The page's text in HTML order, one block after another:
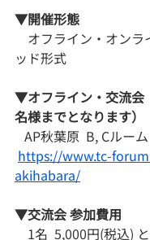
▼開催形態
オフライン・オンラ
ッド形式
​▼オフライン・交流会
名様までとなります）
https://www.tc-
akihabara/
▼交流会 参加費用
1名  5,000円(税込)